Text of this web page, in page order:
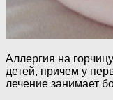
Аллергия на
детей, причем у
лечение занимает